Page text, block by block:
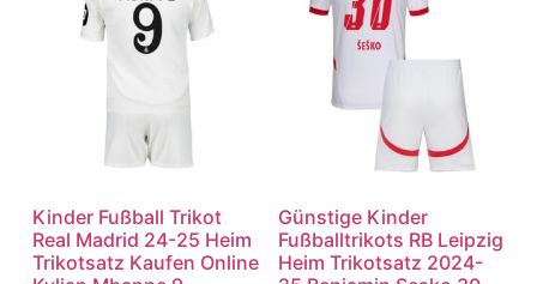
Kinder Fußball Trikot
Real Madrid 24-25 Heim
Trikotsatz Kaufen Online
Günstige Kinder
Fußballtrikots RB Leipzig
Heim Trikotsatz 2024-